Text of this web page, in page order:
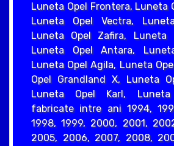
Luneta Opel Frontera, Luneta
Luneta Opel Vectra,
Luneta Opel Zafira, Luneta
Luneta Opel Antara,
Luneta Opel Agila, Luneta
Opel Grandland X, Luneta
Luneta Opel Karl,
fabricate intre ani 1994,
1998, 1999, 2000, 2001,
2005, 2006, 2007, 2008,